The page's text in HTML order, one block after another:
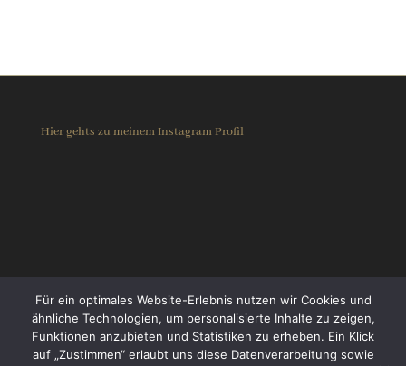
Hier gehts zu meinem Instagram Profil
Für ein optimales Website-Erlebnis nutzen wir Cookies und
ähnliche Technologien, um personalisierte Inhalte zu zeigen,
Funktionen anzubieten und Statistiken zu erheben. Ein Klick
auf „Zustimmen“ erlaubt uns diese Datenverarbeitung sowie